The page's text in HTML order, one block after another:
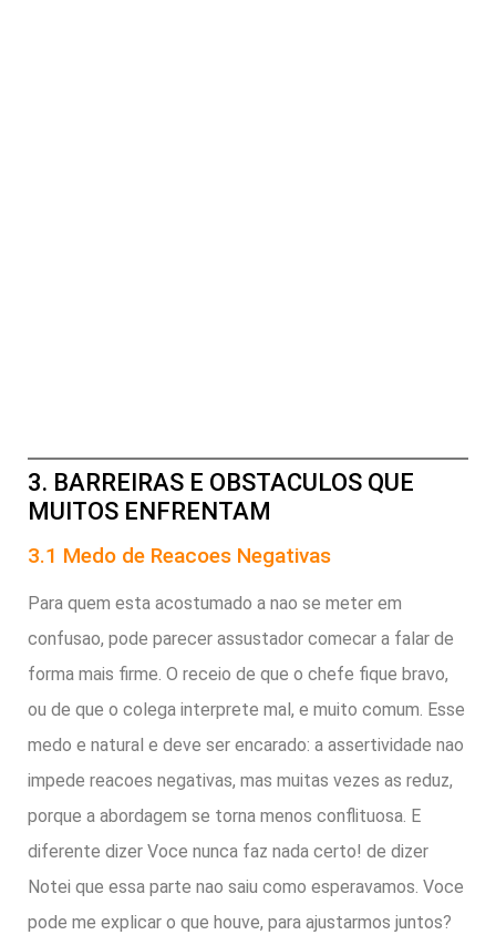
3. BARREIRAS E OBSTACULOS QUE
MUITOS ENFRENTAM
3.1 Medo de Reacoes Negativas
Para quem esta acostumado a nao se meter em
confusao, pode parecer assustador comecar a falar de
forma mais firme. O receio de que o chefe fique bravo,
ou de que o colega interprete mal, e muito comum. Esse
medo e natural e deve ser encarado: a assertividade nao
impede reacoes negativas, mas muitas vezes as reduz,
porque a abordagem se torna menos conflituosa. E
diferente dizer Voce nunca faz nada certo! de dizer
Notei que essa parte nao saiu como esperavamos. Voce
pode me explicar o que houve, para ajustarmos juntos?